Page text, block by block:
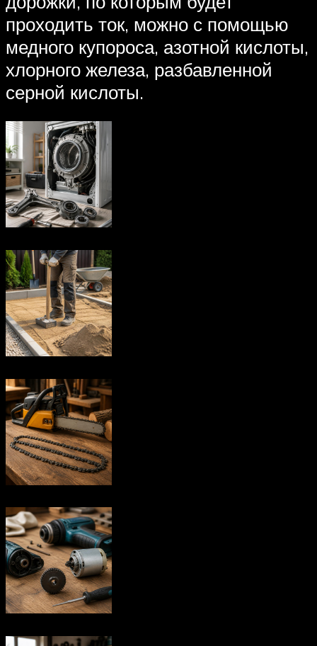
проходить ток, можно с помощью
медного купороса, азотной кислоты,
хлорного железа, разбавленной
серной кислоты.